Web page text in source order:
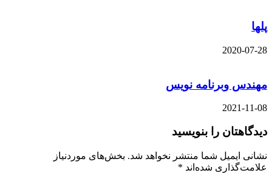
پلها
2020-07-28
مهندس وبرنامه نویس
2021-11-08
دیدگاهتان را بنویسید
نشانی ایمیل شما منتشر نخواهد شد. بخش‌های موردنیاز
علامت‌گذاری شده‌اند *